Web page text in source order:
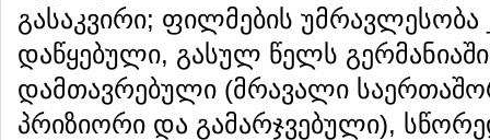
გასაკვირი; ფილმების უმრავლესობა
დაწყებული, გასულ წელს
დამთავრებული (მრავალი
პრიზიორი და გამარჯვებული),